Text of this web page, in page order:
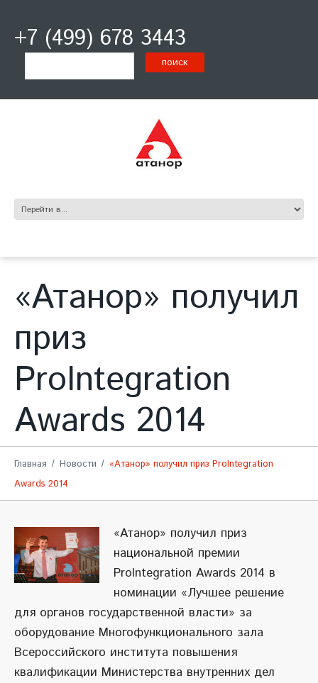
+7 (499) 678 3443
«Атанор» получил
приз
ProIntegration
Awards 2014
Главная Новости
«Атанор» получил приз ProIntegration
Awards 2014
«Атанор» получил приз
национальной премии
ProIntegration Awards 2014 в
номинации «Лучшее решение
для органов государственной власти» за
оборудование Многофункционального зала
Всероссийского института повышения
квалификации Министерства внутренних дел